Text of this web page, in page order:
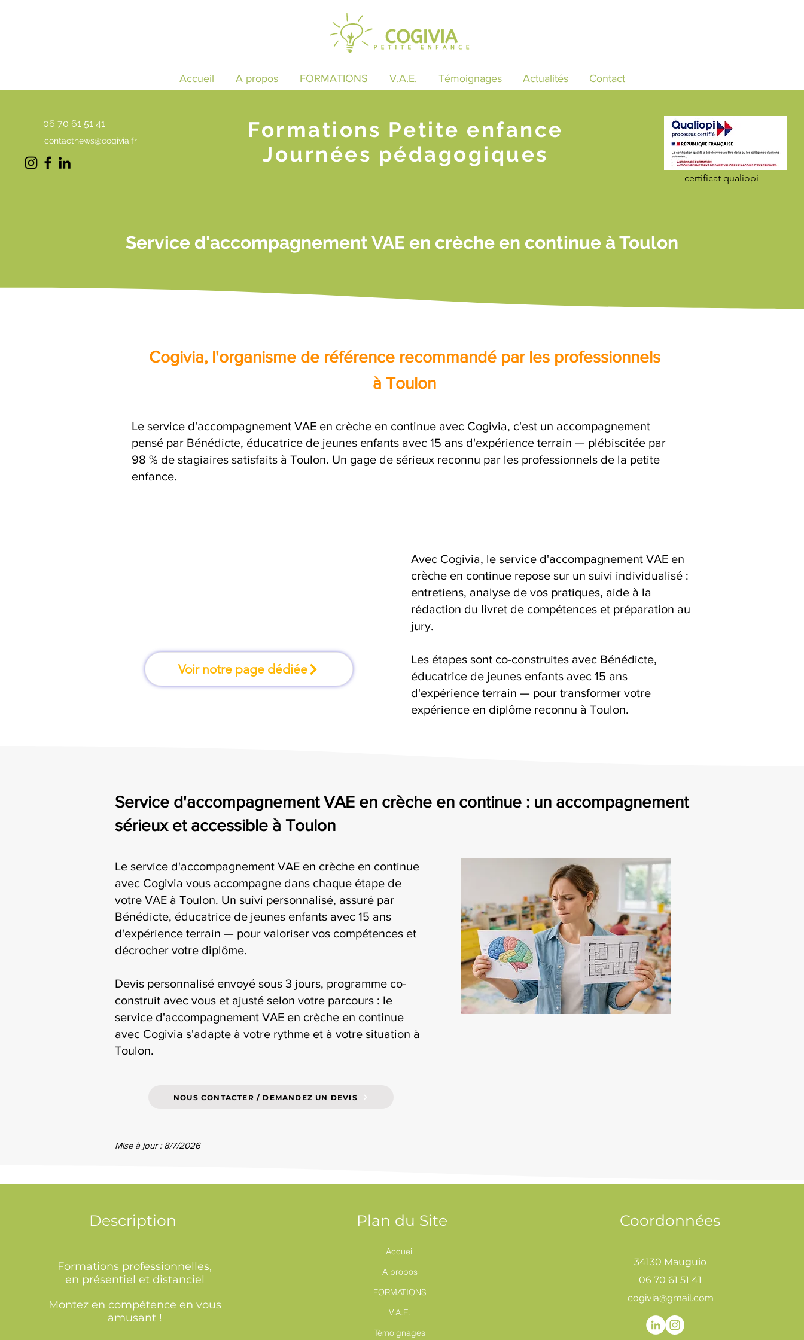
Accueil A propos FORMATIONS V.A.E. Témoignages Actualités Contact
06 70 61 51 41
contactnews@cogivia.fr
Formations Petite enfance
Journées pédagogiques
certificat qualiopi
Service d'accompagnement VAE en crèche en continue à Toulon
Cogivia, l'organisme de référence recommandé par les professionnels
à Toulon
Le service d'accompagnement VAE en crèche en continue avec Cogivia, c'est un accompagnement
pensé par Bénédicte, éducatrice de jeunes enfants avec 15 ans d'expérience terrain — plébiscitée par
98 % de stagiaires satisfaits à Toulon. Un gage de sérieux reconnu par les professionnels de la petite
enfance.
Voir notre page dédiée
Avec Cogivia, le service d'accompagnement VAE en
crèche en continue repose sur un suivi individualisé :
entretiens, analyse de vos pratiques, aide à la
rédaction du livret de compétences et préparation au
jury.
Les étapes sont co-construites avec Bénédicte,
éducatrice de jeunes enfants avec 15 ans
d'expérience terrain — pour transformer votre
expérience en diplôme reconnu à Toulon.
Service d'accompagnement VAE en crèche en continue : un accompagnement
sérieux et accessible à Toulon
Le service d'accompagnement VAE en crèche en continue
avec Cogivia vous accompagne dans chaque étape de
votre VAE à Toulon. Un suivi personnalisé, assuré par
Bénédicte, éducatrice de jeunes enfants avec 15 ans
d'expérience terrain — pour valoriser vos compétences et
décrocher votre diplôme.
Devis personnalisé envoyé sous 3 jours, programme co-
construit avec vous et ajusté selon votre parcours : le
service d'accompagnement VAE en crèche en continue
avec Cogivia s'adapte à votre rythme et à votre situation à
Toulon.
NOUS CONTACTER / DEMANDEZ UN DEVIS
Mise à jour : 8/7/2026
Description
Formations professionnelles,
en présentiel et distanciel
Montez en compétence en vous
amusant !
Plan du Site
Accueil
A propos
FORMATIONS
V.A.E.
Témoignages
Coordonnées
34130 Mauguio
06 70 61 51 41
cogivia@gmail.com